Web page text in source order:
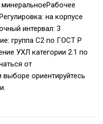
на корпусе
интервал: 3
группа C2 по ГОСТ Р
УХЛ категории 2.1 по
от
ориентируйтесь